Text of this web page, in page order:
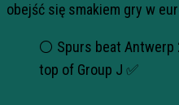
obejść się smakiem gry w
⚪️ Spurs beat Antwerp
top of Group J ✅